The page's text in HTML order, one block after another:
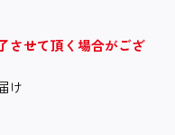
させて頂く場合がござ
け